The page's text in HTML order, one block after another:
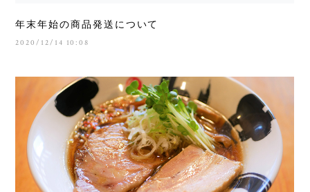
年末年始の商品発送について
2020/12/14 10:08